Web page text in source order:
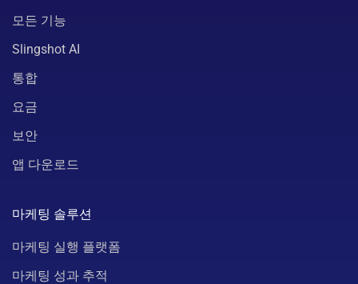
모든 기능
Slingshot AI
통합
요금
보안
앱 다운로드
마케팅 솔루션
마케팅 실행 플랫폼
마케팅 성과 추적